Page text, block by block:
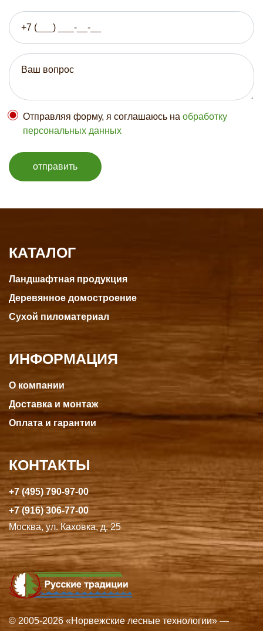
Отправляя форму, я соглашаюсь на обработку
персональных данных
отправить
КАТАЛОГ
Ландшафтная продукция
Деревянное домостроение
Сухой пиломатериал
ИНФОРМАЦИЯ
О компании
Доставка и монтаж
Оплата и гарантии
КОНТАКТЫ
+7 (495) 790-97-00
+7 (916) 306-77-00
Москва, ул. Каховка, д. 25
© 2005-2026 «Норвежские лесные технологии» —